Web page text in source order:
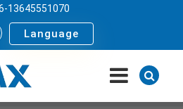
13645551070
Language